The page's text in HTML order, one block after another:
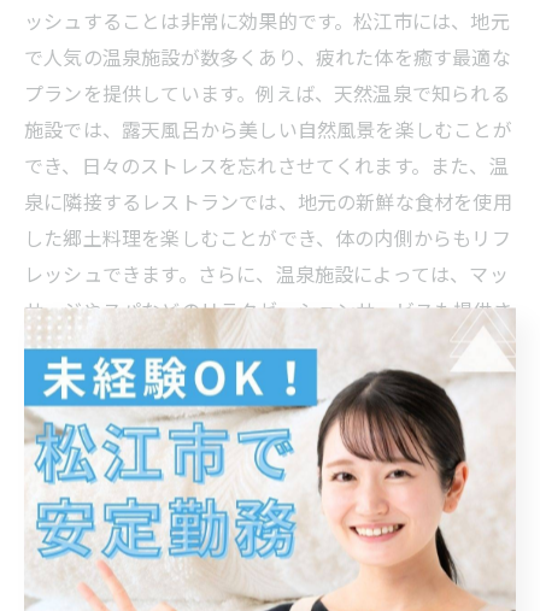
ッシュすることは非常に効果的です。松江市には、地元
で人気の温泉施設が数多くあり、疲れた体を癒す最適な
プランを提供しています。例えば、天然温泉で知られる
施設では、露天風呂から美しい自然風景を楽しむことが
でき、日々のストレスを忘れさせてくれます。また、温
泉に隣接するレストランでは、地元の新鮮な食材を使用
した郷土料理を楽しむことができ、体の内側からもリフ
レッシュできます。さらに、温泉施設によっては、マッ
サージやスパなどのリラクゼーションサービスも提供さ
れており、心身ともにリフレッシュすることが可能で
す。温泉でリラックスした後は、疲れが取れて再び仕事
に集中できるようになるでしょう。
島根県松江市の郷土料理がドライバ
ーの休憩を彩る